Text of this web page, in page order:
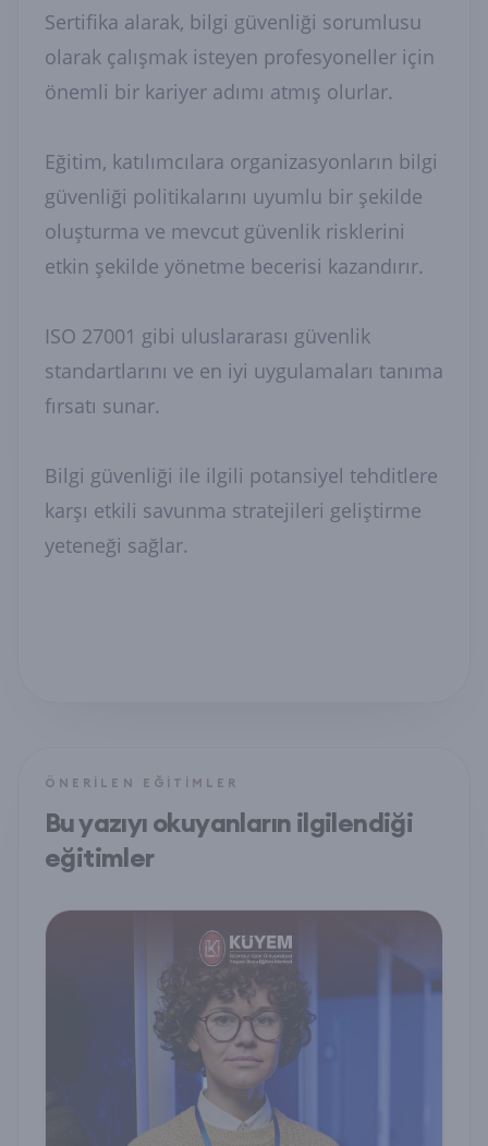
Sertifika alarak, bilgi güvenliği sorumlusu
olarak çalışmak isteyen profesyoneller için
önemli bir kariyer adımı atmış olurlar.
Eğitim, katılımcılara organizasyonların bilgi
güvenliği politikalarını uyumlu bir şekilde
oluşturma ve mevcut güvenlik risklerini
etkin şekilde yönetme becerisi kazandırır.
ISO 27001 gibi uluslararası güvenlik
standartlarını ve en iyi uygulamaları tanıma
fırsatı sunar.
Bilgi güvenliği ile ilgili potansiyel tehditlere
karşı etkili savunma stratejileri geliştirme
yeteneği sağlar.
ÖNERILEN EĞITIMLER
Bu yazıyı okuyanların ilgilendiği
eğitimler